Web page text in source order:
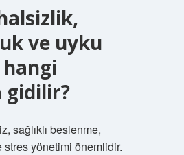
ve uyku
gidilir?
sağlıklı beslenme,
yönetimi önemlidir.